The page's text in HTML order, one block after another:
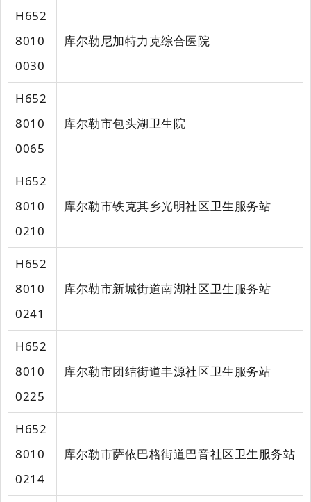
H652
8010
0030
库尔勒尼加特力克综合医院
H652
8010
0065
库尔勒市包头湖卫生院
H652
8010
0210
库尔勒市铁克其乡光明社区卫生服务站
H652
8010
0241
库尔勒市新城街道南湖社区卫生服务站
H652
8010
0225
库尔勒市团结街道丰源社区卫生服务站
H652
8010
0214
库尔勒市萨依巴格街道巴音社区卫生服务站